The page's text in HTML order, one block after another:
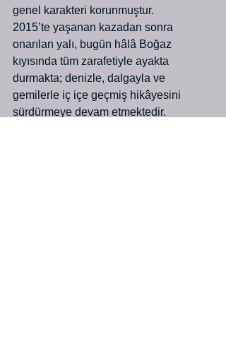
genel karakteri korunmuştur.
2015’te yaşanan kazadan sonra
onarılan yalı, bugün hâlâ Boğaz
kıyısında tüm zarafetiyle ayakta
durmakta; denizle, dalgayla ve
gemilerle iç içe geçmiş hikâyesini
sürdürmeye devam etmektedir.